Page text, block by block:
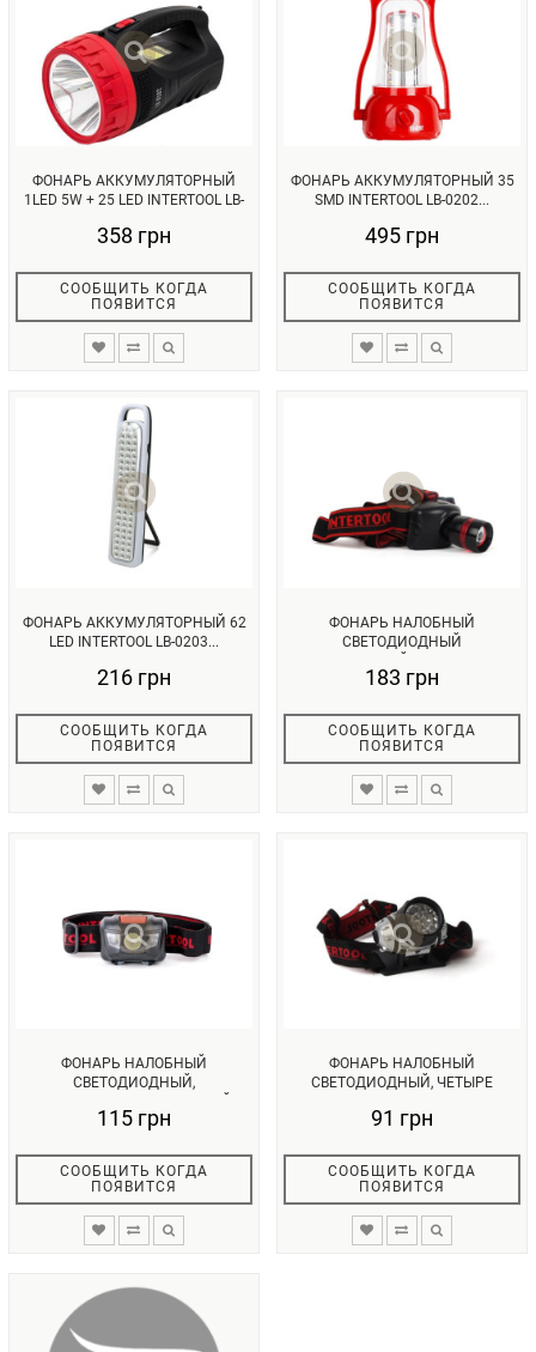
ФОНАРЬ АККУМУЛЯТОРНЫЙ
1LED 5W + 25 LED INTERTOOL LB-
358 грн
СООБЩИТЬ КОГДА
ПОЯВИТСЯ
ФОНАРЬ АККУМУЛЯТОРНЫЙ 35
SMD INTERTOOL LB-0202...
495 грн
СООБЩИТЬ КОГДА
ПОЯВИТСЯ
ФОНАРЬ АККУМУЛЯТОРНЫЙ 62
LED INTERTOOL LB-0203...
216 грн
СООБЩИТЬ КОГДА
ПОЯВИТСЯ
ФОНАРЬ НАЛОБНЫЙ
СВЕТОДИОДНЫЙ
РА...
183 грн
СООБЩИТЬ КОГДА
ПОЯВИТСЯ
ФОНАРЬ НАЛОБНЫЙ
СВЕТОДИОДНЫЙ,
КОРПУ...
115 грн
СООБЩИТЬ КОГДА
ПОЯВИТСЯ
ФОНАРЬ НАЛОБНЫЙ
СВЕТОДИОДНЫЙ, ЧЕТЫРЕ
91 грн
СООБЩИТЬ КОГДА
ПОЯВИТСЯ